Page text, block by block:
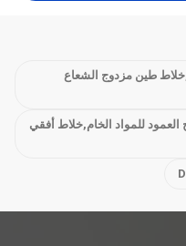
طين مزدوج الشعاع
للمواد الخام,خلاط أفقي